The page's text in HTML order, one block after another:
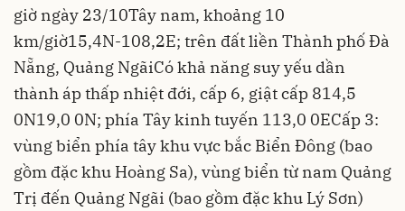
giờ ngày 23/10Tây nam, khoảng 10
km/giờ15,4N-108,2E; trên đất liền Thành phố Đà
Nẵng, Quảng NgãiCó khả năng suy yếu dần
thành áp thấp nhiệt đới, cấp 6, giật cấp 814,5
0N19,0 0N; phía Tây kinh tuyến 113,0 0ECấp 3:
vùng biển phía tây khu vực bắc Biển Đông (bao
gồm đặc khu Hoàng Sa), vùng biển từ nam Quảng
Trị đến Quảng Ngãi (bao gồm đặc khu Lý Sơn)